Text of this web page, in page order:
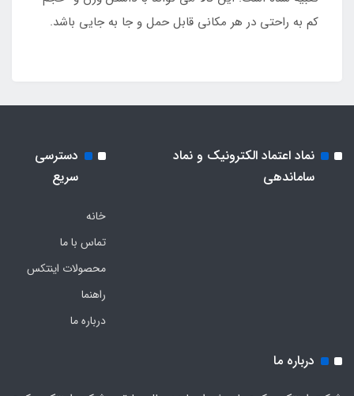
کم به راحتی در هر مکانی قابل حمل و جا به جایی باشد.
نماد اعتماد الکترونیک و نماد
ساماندهی
دسترسی
سریع
خانه
تماس با ما
محصولات اینتکس
راهنما
درباره ما
درباره ما